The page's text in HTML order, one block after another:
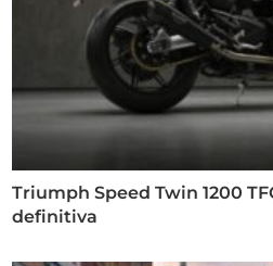
Triumph Speed Twin 1200
definitiva